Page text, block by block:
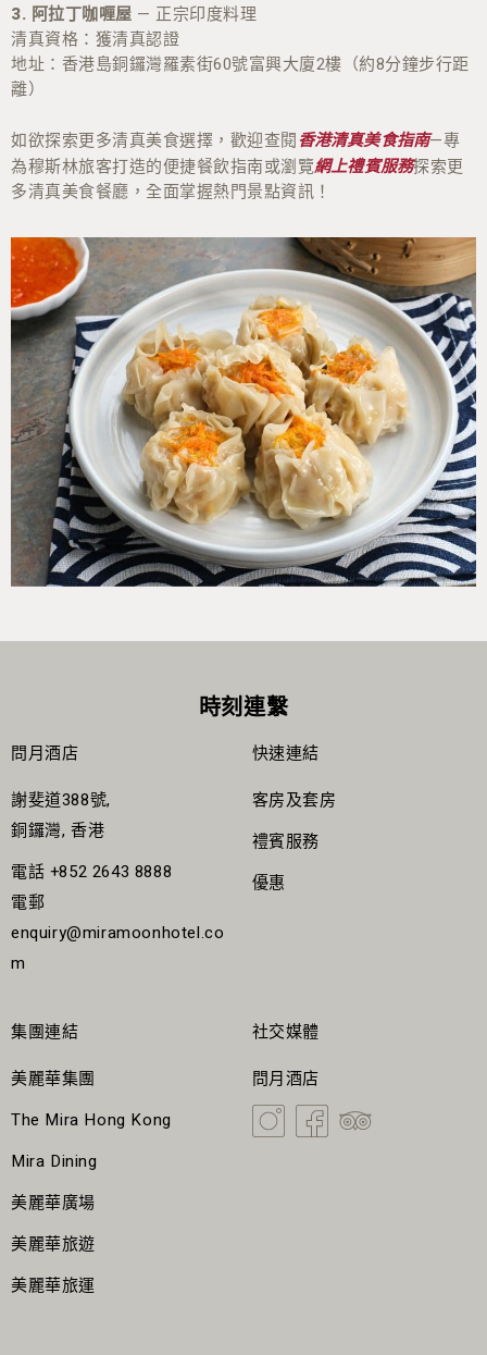
3. 阿拉丁咖喱屋 — 正宗印度料理
清真資格：獲清真認證
地址：香港島銅鑼灣羅素街60號富興大廈2樓（約8分鐘步行距
離）
如欲探索更多清真美食選擇，歡迎查閱香港清真美食指南—專
為穆斯林旅客打造的便捷餐飲指南或瀏覽網上禮賓服務探索更
多清真美食餐廳，全面掌握熱門景點資訊！
時刻連繫
問月酒店
謝斐道388號,
銅鑼灣, 香港
電話 +852 2643 8888
電郵
enquiry@miramoonhotel.co
m
集團連結
美麗華集團
The Mira Hong Kong
Mira Dining
美麗華廣場
美麗華旅遊
美麗華旅運
快速連結
客房及套房
禮賓服務
優惠
社交媒體
問月酒店